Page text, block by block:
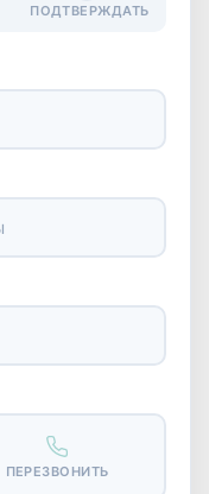
ПОДТВЕРЖДАТЬ
ПЕРЕЗВОНИТЬ